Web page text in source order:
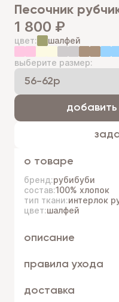
песочник
1 800 ₽
цвет: шалфей
выберите размер:
добавить
о товаре
бренд:рубибуби
состав:100% хлопок
тип ткани:интерлок
цвет:шалфей
описание
правила ухода
доставка